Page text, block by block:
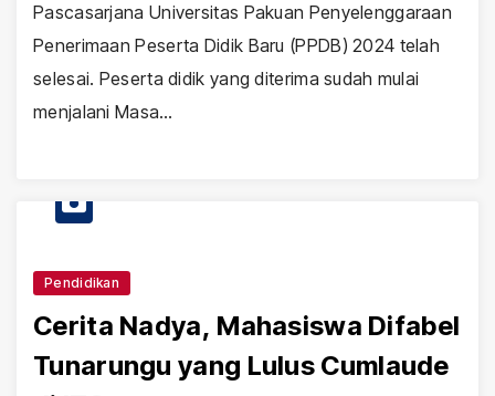
Pascasarjana Universitas Pakuan Penyelenggaraan
Penerimaan Peserta Didik Baru (PPDB) 2024 telah
selesai. Peserta didik yang diterima sudah mulai
menjalani Masa…
Pendidikan
Cerita Nadya, Mahasiswa Difabel
Tunarungu yang Lulus Cumlaude